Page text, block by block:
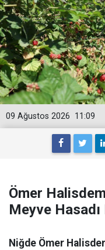
11:09
09 Ağustos 2026
Ömer
Meyve Hasadı
Niğde Ömer